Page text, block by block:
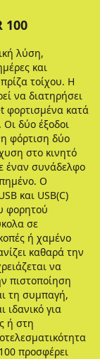
100
λύση,
και
τοίχου. Η
να διατηρήσει
φορτισμένα κατά
δύο έξοδοι
φόρτιση δύο
στο κινητό
έναν συνάδελφο
Ο
και USB(C)
φορητού
σε
ή χαμένο
καθαρά την
να
πιστοποίηση
τη συμπαγή,
ιδανικό για
ή στη
προσφέρει